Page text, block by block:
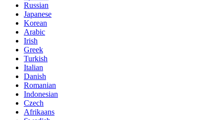
Russian
Japanese
Korean
Arabic
Irish
Greek
Turkish
Italian
Danish
Romanian
Indonesian
Czech
Afrikaans